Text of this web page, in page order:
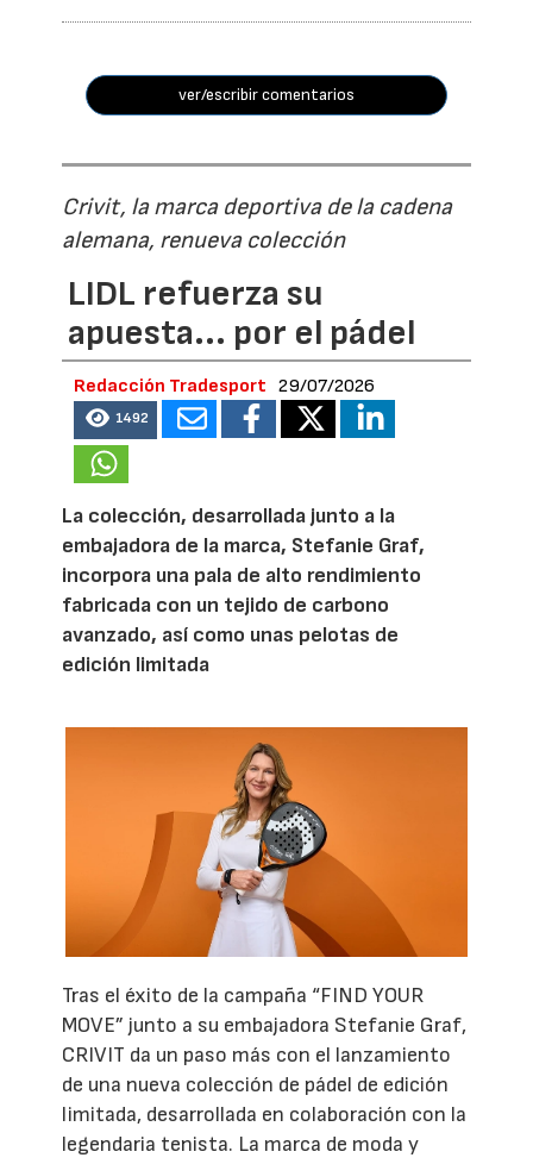
ver/escribir comentarios
Crivit, la marca deportiva de la cadena
alemana, renueva colección
LIDL refuerza su
apuesta... por el pádel
Redacción Tradesport 29/07/2026
1492
La colección, desarrollada junto a la
embajadora de la marca, Stefanie Graf,
incorpora una pala de alto rendimiento
fabricada con un tejido de carbono
avanzado, así como unas pelotas de
edición limitada
Tras el éxito de la campaña “FIND YOUR
MOVE” junto a su embajadora Stefanie Graf,
CRIVIT da un paso más con el lanzamiento
de una nueva colección de pádel de edición
limitada, desarrollada en colaboración con la
legendaria tenista. La marca de moda y